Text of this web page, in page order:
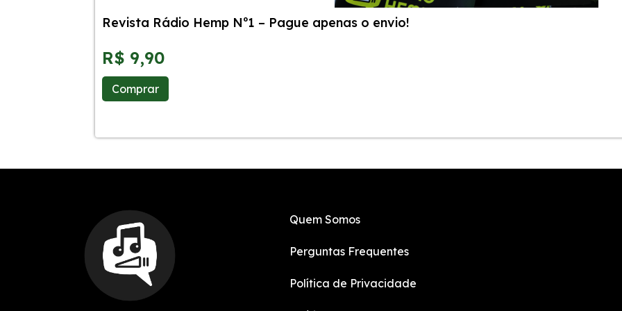
Revista Rádio Hemp Nº1 – Pague apenas o envio!
R$ 9,90
Comprar
Quem Somos
Perguntas Frequentes
Política de Privacidade